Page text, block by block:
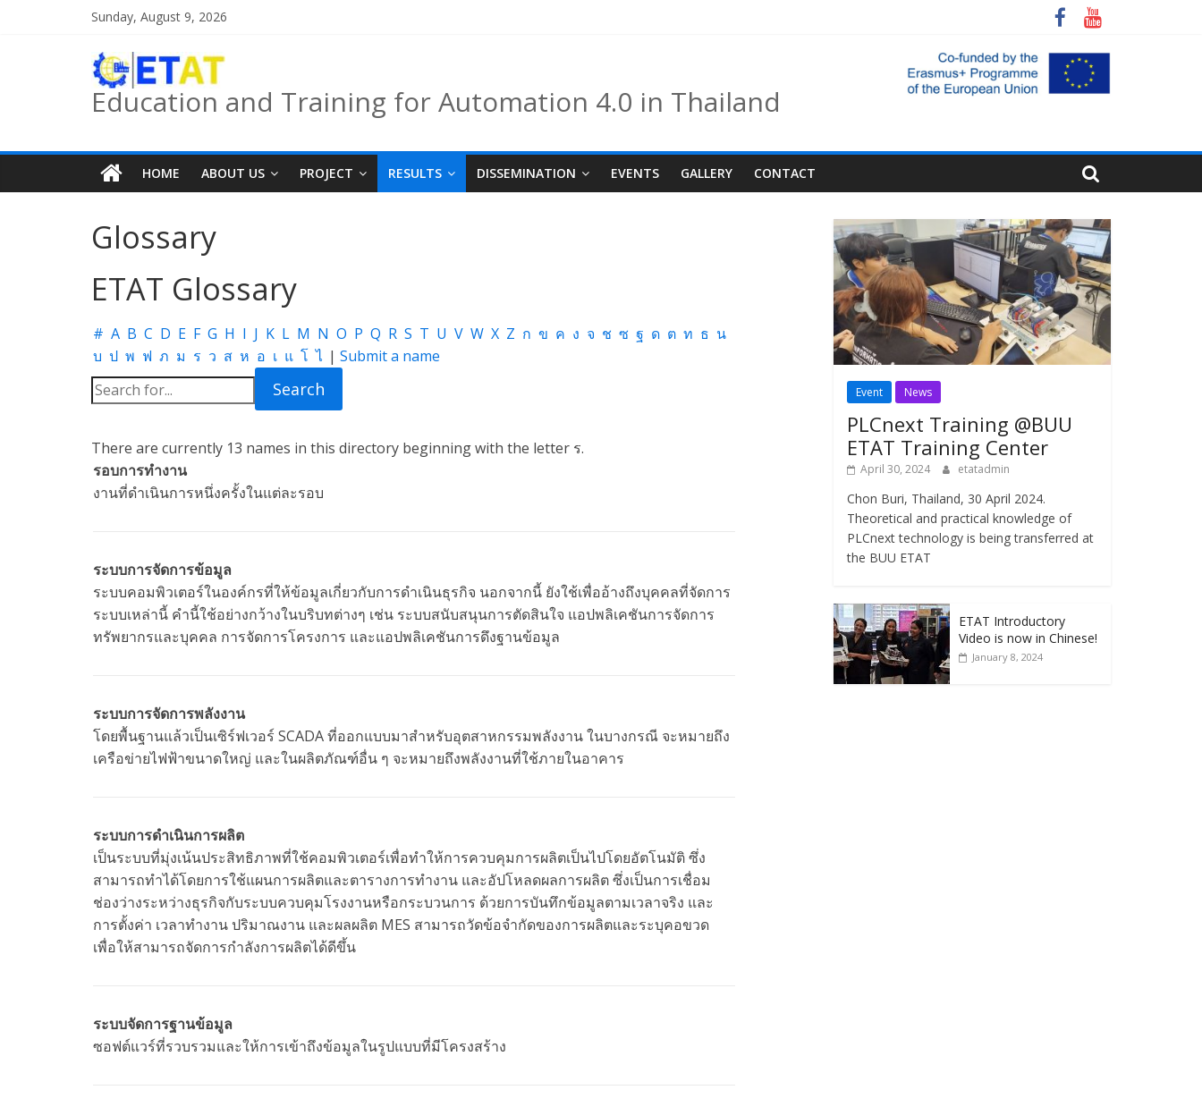
Sunday, August 9, 2026
Education and Training for Automation 4.0 in Thailand
HOME ABOUT US PROJECT RESULTS DISSEMINATION EVENTS GALLERY CONTACT
Glossary
ETAT Glossary
# A B C D E F G H I J K L M N O P Q R S T U V W X Z ก ข ค ง จ ช ซ ฐ ด ต ท ธ น
บ ป พ ฟ ภ ม ร ว ส ห อ เ แ โ ไ | Submit a name
There are currently 13 names in this directory beginning with the letter ร.
รอบการทำงาน
งานที่ดำเนินการหนึ่งครั้งในแต่ละรอบ
ระบบการจัดการข้อมูล
ระบบคอมพิวเตอร์ในองค์กรที่ให้ข้อมูลเกี่ยวกับการดำเนินธุรกิจ นอกจากนี้ ยังใช้เพื่ออ้างถึงบุคคลที่จัดการ
ระบบเหล่านี้ คำนี้ใช้อย่างกว้างในบริบทต่างๆ เช่น ระบบสนับสนุนการตัดสินใจ แอปพลิเคชันการจัดการ
ทรัพยากรและบุคคล การจัดการโครงการ และแอปพลิเคชันการดึงฐานข้อมูล
ระบบการจัดการพลังงาน
โดยพื้นฐานแล้วเป็นเซิร์ฟเวอร์ SCADA ที่ออกแบบมาสำหรับอุตสาหกรรมพลังงาน ในบางกรณี จะหมายถึง
เครือข่ายไฟฟ้าขนาดใหญ่ และในผลิตภัณฑ์อื่น ๆ จะหมายถึงพลังงานที่ใช้ภายในอาคาร
ระบบการดำเนินการผลิต
เป็นระบบที่มุ่งเน้นประสิทธิภาพที่ใช้คอมพิวเตอร์เพื่อทำให้การควบคุมการผลิตเป็นไปโดยอัตโนมัติ ซึ่ง
สามารถทำได้โดยการใช้แผนการผลิตและตารางการทำงาน และอัปโหลดผลการผลิต ซึ่งเป็นการเชื่อม
ช่องว่างระหว่างธุรกิจกับระบบควบคุมโรงงานหรือกระบวนการ ด้วยการบันทึกข้อมูลตามเวลาจริง และ
การตั้งค่า เวลาทำงาน ปริมาณงาน และผลผลิต MES สามารถวัดข้อจำกัดของการผลิตและระบุคอขวด
เพื่อให้สามารถจัดการกำลังการผลิตได้ดีขึ้น
ระบบจัดการฐานข้อมูล
ซอฟต์แวร์ที่รวบรวมและให้การเข้าถึงข้อมูลในรูปแบบที่มีโครงสร้าง
Event News
PLCnext Training @BUU
ETAT Training Center
April 30, 2024 etatadmin
Chon Buri, Thailand, 30 April 2024.
Theoretical and practical knowledge of
PLCnext technology is being transferred at
the BUU ETAT
ETAT Introductory
Video is now in Chinese!
January 8, 2024